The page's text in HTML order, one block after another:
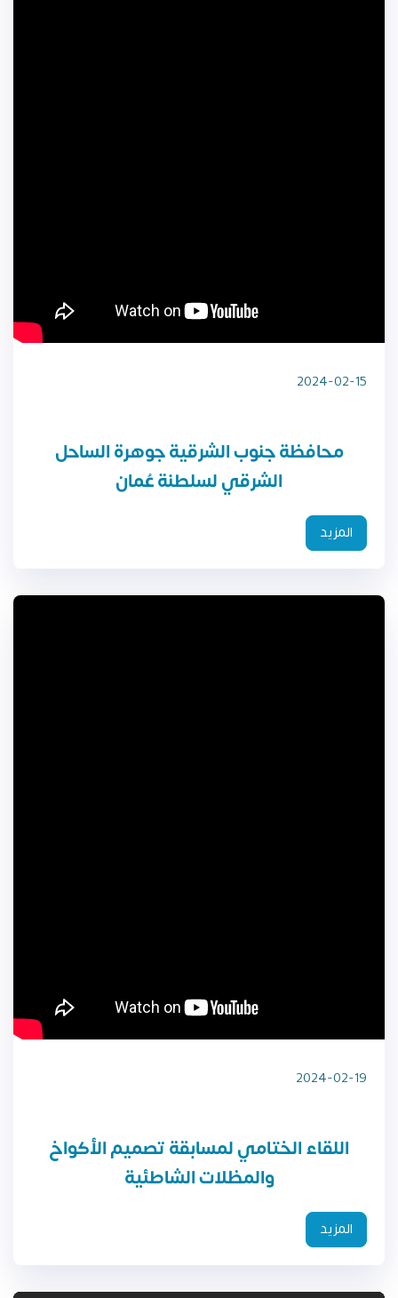
2024-02-15
محافظة جنوب الشرقية جوهرة الساحل
الشرقي لسلطنة عُمان
المزيد
2024-02-19
اللقاء الختامي لمسابقة تصميم الأكواخ
والمظلات الشاطئية
المزيد